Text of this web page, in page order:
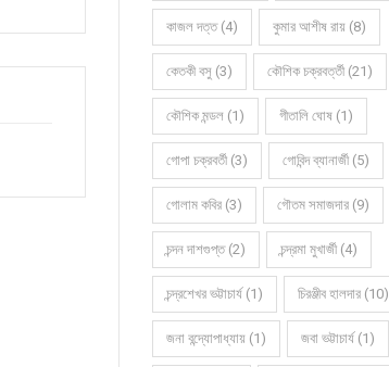
কাজল দত্ত (4) কুমার আশীষ রায় (8)
কেতকী বসু (3) কৌশিক চক্রবর্ত্তী (21)
কৌশিক মন্ডল (1) গীতালি ঘোষ (1)
গোপা চক্রবর্তী (3) গোবিন্দ ব্যানার্জী (5)
গোলাম কবির (3) গৌতম সমাজদার (9)
চন্দন দাশগুপ্ত (2) চন্দ্রমা মুখার্জী (4)
চন্দ্রশেখর ভট্টাচার্য (1) চিরঞ্জীব হালদার (10)
জনা বন্দ্যোপাধ্যায় (1) জবা ভট্টাচার্য (1)